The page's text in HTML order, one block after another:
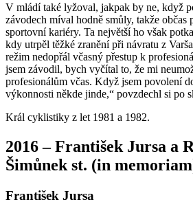
V mládí také lyžoval, jakpak by ne, když
závodech míval hodně smůly, takže občas
sportovní kariéry. Ta největší ho však
kdy utrpěl těžké zranění při návratu z
režim nedopřál včasný přestup k
jsem závodil, bych vyčítal to, že mi
profesionálům včas. Když jsem povolení
výkonnosti někde jinde,“ povzdechl si po
Král cyklistiky z let 1981 a 1982.
2016 – František Jursa a
Šimůnek st. (in
František Jursa